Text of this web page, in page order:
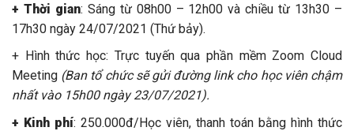
+ Thời gian: Sáng từ 08h00 – 12h00 và chiều từ 13h30 –
17h30 ngày 24/07/2021 (Thứ bảy).
+ Hình thức học: Trực tuyến qua phần mềm Zoom Cloud
Meeting (Ban tổ chức sẽ gửi đường link cho học viên chậm
nhất vào 15h00 ngày 23/07/2021).
+ Kinh phí: 250.000đ/Học viên, thanh toán bằng hình thức